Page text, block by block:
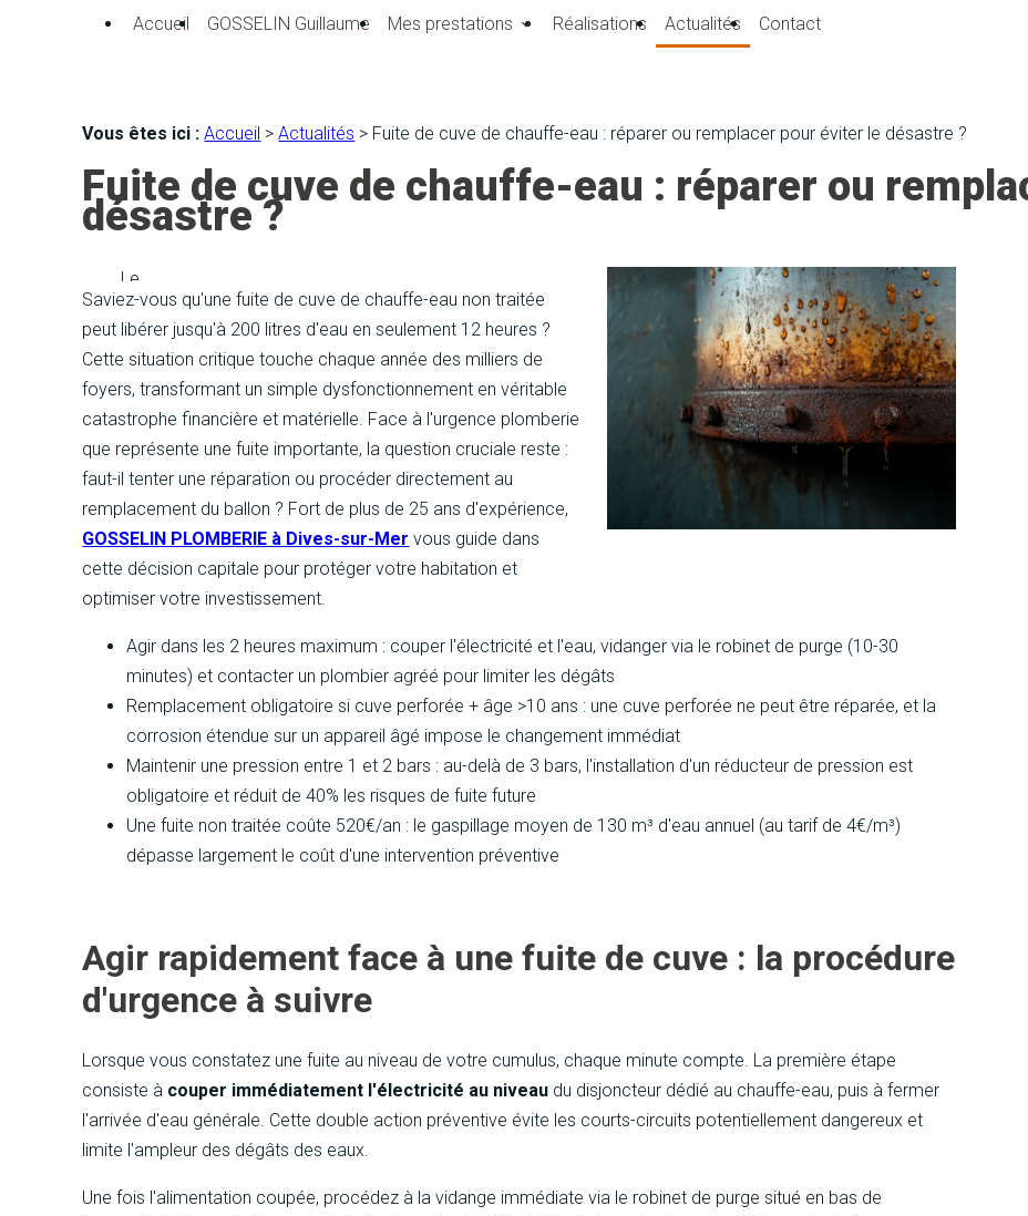
Accueil GOSSELIN Guillaume Mes prestations Réalisations Actualités Contact
Vous êtes ici : Accueil >Actualités > Fuite de cuve de chauffe-eau : réparer ou remplacer pour éviter le désastre ?
Fuite de cuve de chauffe-eau : réparer ou
désastre ?
Le
01 octobre 2025
Saviez-vous qu'une fuite de cuve de chauffe-eau non traitée
peut libérer jusqu'à 200 litres d'eau en seulement 12 heures ?
Cette situation critique touche chaque année des milliers de
foyers, transformant un simple dysfonctionnement en véritable
catastrophe financière et matérielle. Face à l'urgence plomberie
que représente une fuite importante, la question cruciale reste :
faut-il tenter une réparation ou procéder directement au
remplacement du ballon ? Fort de plus de 25 ans d'expérience,
GOSSELIN PLOMBERIE à Dives-sur-Mer vous guide dans
cette décision capitale pour protéger votre habitation et
optimiser votre investissement.
Agir dans les 2 heures maximum : couper l'électricité et l'eau, vidanger via le robinet de purge (10-30
minutes) et contacter un plombier agréé pour limiter les dégâts
Remplacement obligatoire si cuve perforée + âge >10 ans : une cuve perforée ne peut être réparée, et la
corrosion étendue sur un appareil âgé impose le changement immédiat
Maintenir une pression entre 1 et 2 bars : au-delà de 3 bars, l'installation d'un réducteur de pression est
obligatoire et réduit de 40% les risques de fuite future
Une fuite non traitée coûte 520€/an : le gaspillage moyen de 130 m³ d'eau annuel (au tarif de 4€/m³)
dépasse largement le coût d'une intervention préventive
Agir rapidement face à une fuite de cuve : la procédure
d'urgence à suivre
Lorsque vous constatez une fuite au niveau de votre cumulus, chaque minute compte. La première étape
consiste à couper immédiatement l'électricité au niveau du disjoncteur dédié au chauffe-eau, puis à fermer
l'arrivée d'eau générale. Cette double action préventive évite les courts-circuits potentiellement dangereux et
limite l'ampleur des dégâts des eaux.
Une fois l'alimentation coupée, procédez à la vidange immédiate via le robinet de purge situé en bas de
Panneau de gestion des cookies